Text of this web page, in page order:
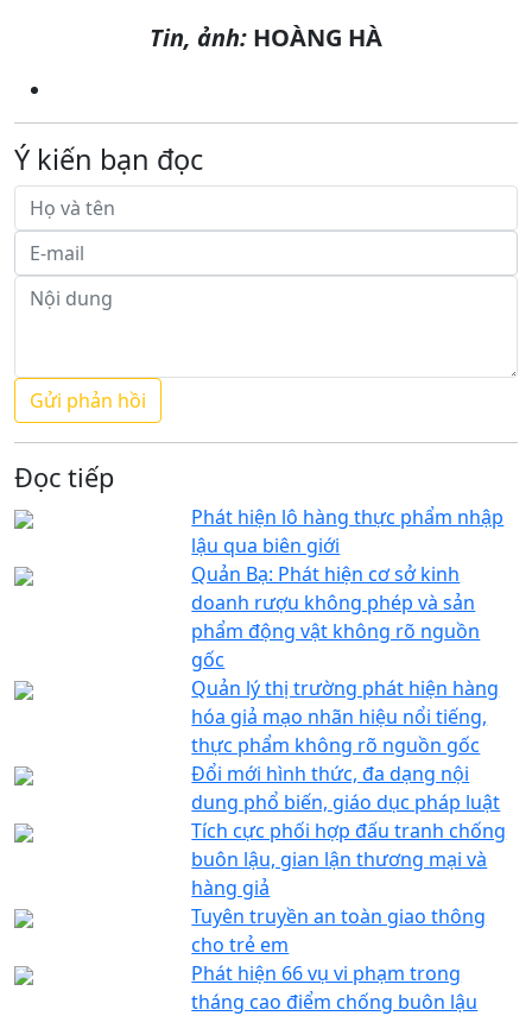
Tin, ảnh: HOÀNG HÀ
Ý kiến bạn đọc
Đọc tiếp
Phát hiện lô hàng thực phẩm nhập
lậu qua biên giới
Quản Bạ: Phát hiện cơ sở kinh
doanh rượu không phép và sản
phẩm động vật không rõ nguồn
gốc
Quản lý thị trường phát hiện hàng
hóa giả mạo nhãn hiệu nổi tiếng,
thực phẩm không rõ nguồn gốc
Đổi mới hình thức, đa dạng nội
dung phổ biến, giáo dục pháp luật
Tích cực phối hợp đấu tranh chống
buôn lậu, gian lận thương mại và
hàng giả
Tuyên truyền an toàn giao thông
cho trẻ em
Phát hiện 66 vụ vi phạm trong
tháng cao điểm chống buôn lậu